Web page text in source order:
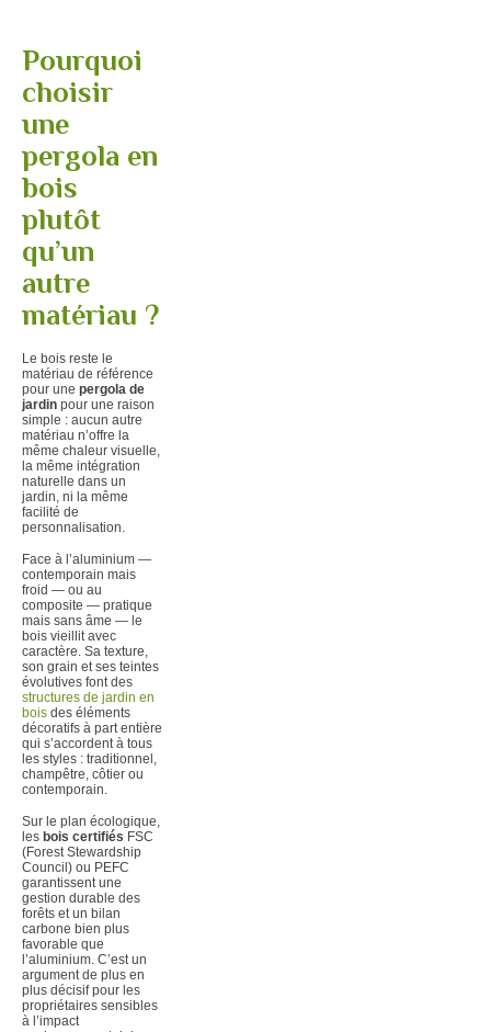
Pourquoi
choisir
une
pergola en
bois
plutôt
qu’un
autre
matériau ?
Le bois reste le
matériau de référence
pour une pergola de
jardin pour une raison
simple : aucun autre
matériau n’offre la
même chaleur visuelle,
la même intégration
naturelle dans un
jardin, ni la même
facilité de
personnalisation.
Face à l’aluminium —
contemporain mais
froid — ou au
composite — pratique
mais sans âme — le
bois vieillit avec
caractère. Sa texture,
son grain et ses teintes
évolutives font des
structures de jardin en
bois des éléments
décoratifs à part entière
qui s’accordent à tous
les styles : traditionnel,
champêtre, côtier ou
contemporain.
Sur le plan écologique,
les bois certifiés FSC
(Forest Stewardship
Council) ou PEFC
garantissent une
gestion durable des
forêts et un bilan
carbone bien plus
favorable que
l’aluminium. C’est un
argument de plus en
plus décisif pour les
propriétaires sensibles
à l’impact